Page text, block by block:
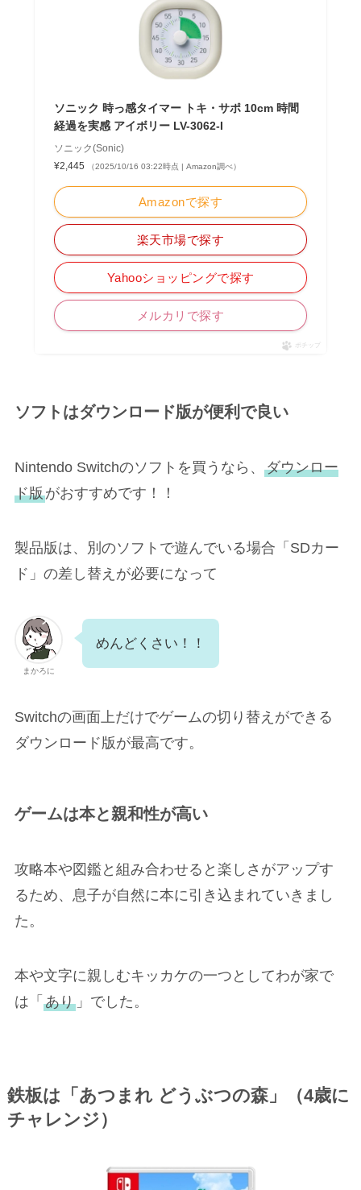
ソニック 時っ感タイマー トキ・サポ 10cm 時間
経過を実感 アイボリー LV-3062-I
ソニック(Sonic)
¥2,445
（2025/10/16 03:22時点 | Amazon調べ）
Amazonで探す
楽天市場で探す
Yahooショッピングで探す
メルカリで探す
ポチップ
ソフトはダウンロード版が便利で良い
Nintendo Switchのソフトを買うなら、 ダウンロー
ド版がおすすめです！！
製品版は、別のソフトで遊んでいる場合「SDカー
ド」の差し替えが必要になって
まかろに
めんどくさい！！
Switchの画面上だけでゲームの切り替えができる
ダウンロード版が最高です。
ゲームは本と親和性が高い
攻略本や図鑑と組み合わせると楽しさがアップす
るため、息子が自然に本に引き込まれていきまし
た。
本や文字に親しむキッカケの一つとしてわが家で
は「 あり」でした。
鉄板は「あつまれ どうぶつの森」（4歳に
チャレンジ）